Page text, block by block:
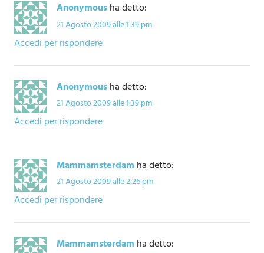
Anonymousha detto:
21 Agosto 2009 alle 1:39 pm
Accedi per rispondere
Anonymousha detto:
21 Agosto 2009 alle 1:39 pm
Accedi per rispondere
Mammamsterdam ha detto:
21 Agosto 2009 alle 2:26 pm
Accedi per rispondere
Mammamsterdam ha detto: